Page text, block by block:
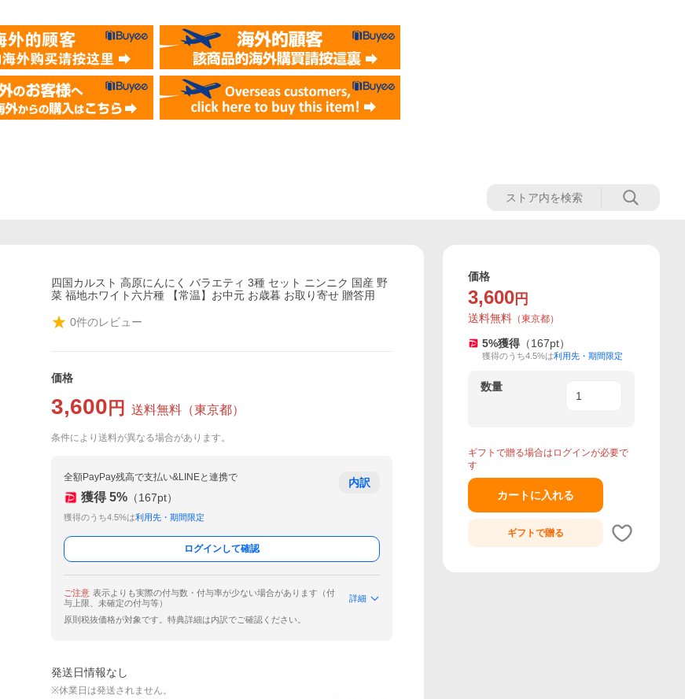
四国カルスト 高原にんにく バラエティ 3種 セット ニンニク 国産 野
菜 福地ホワイト六片種 【常温】お中元 お歳暮 お取り寄せ 贈答用
0件のレビュー
価格
3,600 円 送料無料 （東京都）
条件により送料が異なる場合があります。
全額PayPay残高で支払い&LINEと連携で
獲得 5% （167pt）
獲得のうち4.5%は利用先・期間限定
内訳
ログインして確認
ご注意 表示よりも実際の付与数・付与率が少ない場合があります（付
与上限、未確定の付与等）
詳細
原則税抜価格が対象です。特典詳細は内訳でご確認ください。
発送日情報なし
※休業日は発送されません。
価格
3,600 円
送料無料 （東京都）
5%獲得 （167pt）
獲得のうち4.5%は利用先・期間限定
数量
ギフトで贈る場合はログインが必要で
す
カートに入れる
ギフトで贈る